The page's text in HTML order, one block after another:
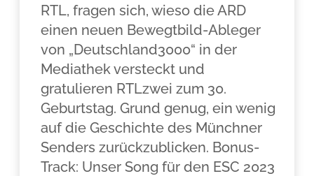
RTL, fragen sich, wieso die ARD
einen neuen Bewegtbild-Ableger
von „Deutschland3000“ in der
Mediathek versteckt und
gratulieren RTLzwei zum 30.
Geburtstag. Grund genug, ein wenig
auf die Geschichte des Münchner
Senders zurückzublicken. Bonus-
Track: Unser Song für den ESC 2023